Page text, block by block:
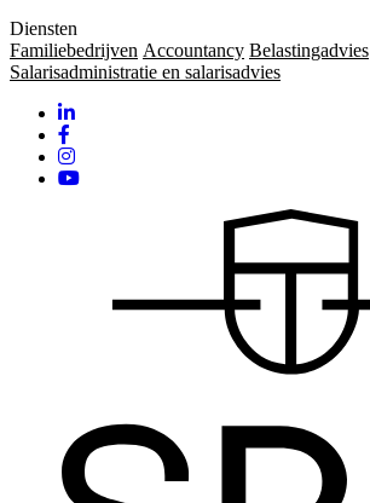
Diensten
Familiebedrijven Accountancy Belastingadvies
Salarisadministratie en salarisadvies